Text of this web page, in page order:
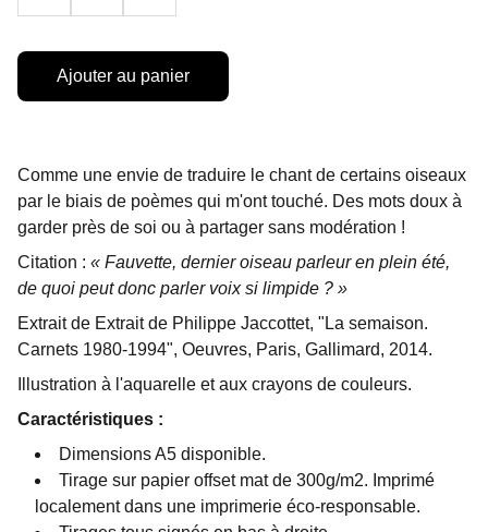
Ajouter au panier
Comme une envie de traduire le chant de certains oiseaux
par le biais de poèmes qui m'ont touché. Des mots doux à
garder près de soi ou à partager sans modération !
Citation : « Fauvette, dernier oiseau parleur en plein été,
de quoi peut donc parler voix si limpide ? »
Extrait de Extrait de Philippe Jaccottet, "La semaison.
Carnets 1980-1994", Oeuvres, Paris, Gallimard, 2014.
Illustration à l'aquarelle et aux crayons de couleurs.
Caractéristiques :
Dimensions A5 disponible.
Tirage sur papier offset mat de 300g/m2. Imprimé
localement dans une imprimerie éco-responsable.